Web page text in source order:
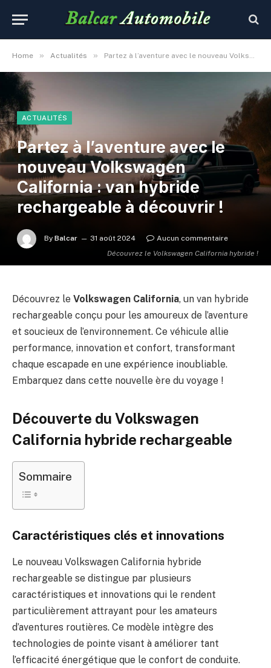
Home » Actualités » Partez à l’aventure avec le nouveau Volkswagen California : van hybride rechargeable à découvrir !
Découvrez le Volkswagen California hybride !
ACTUALITÉS
Partez à l’aventure avec le
nouveau Volkswagen
California : van hybride
rechargeable à découvrir !
By Balcar 31 août 2024 Aucun commentaire
Découvrez le Volkswagen California, un van hybride
rechargeable conçu pour les amoureux de l’aventure
et soucieux de l’environnement. Ce véhicule allie
performance, innovation et confort, transformant
chaque escapade en une expérience inoubliable.
Embarquez dans cette nouvelle ère du voyage !
Découverte du Volkswagen
California hybride rechargeable
Sommaire
Caractéristiques clés et innovations
Le nouveau Volkswagen California hybride
rechargeable se distingue par plusieurs
caractéristiques et innovations qui le rendent
particulièrement attrayant pour les amateurs
d’aventures routières. Ce modèle intègre des
technologies de pointe visant à améliorer tant
l’efficacité énergétique que le confort de conduite.